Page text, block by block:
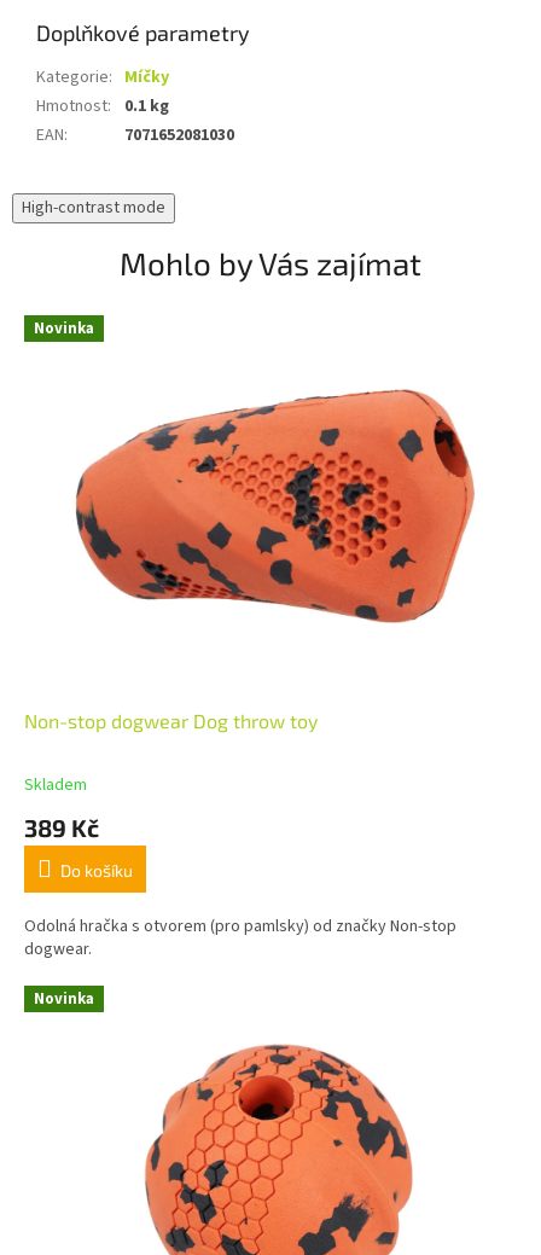
Doplňkové parametry
Kategorie: Míčky
Hmotnost:
0.1 kg
EAN: 7071652081030
High-contrast mode
Mohlo by Vás zajímat
Novinka
Non-stop dogwear Dog throw toy
Skladem
389 Kč
Do košíku
Odolná hračka s otvorem (pro pamlsky) od značky Non-stop
dogwear.
Novinka